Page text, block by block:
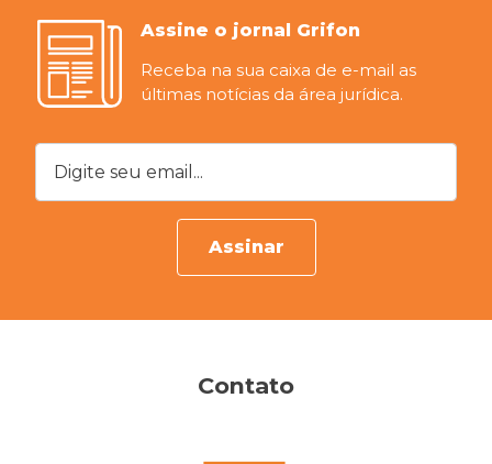
Assine o jornal Grifon
Receba na sua caixa de e-mail as
últimas notícias da área jurídica.
Digite seu email...
Assinar
Contato